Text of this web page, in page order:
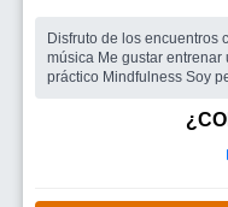
Disfruto de los encuentros
música Me gustar entrenar un poco para estar fuerte, pinto,
práctico Mindfulness Soy periodista trabajé siempre en revistas
Amigos para salir ,